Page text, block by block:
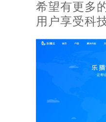
希望有更多
用户享受科